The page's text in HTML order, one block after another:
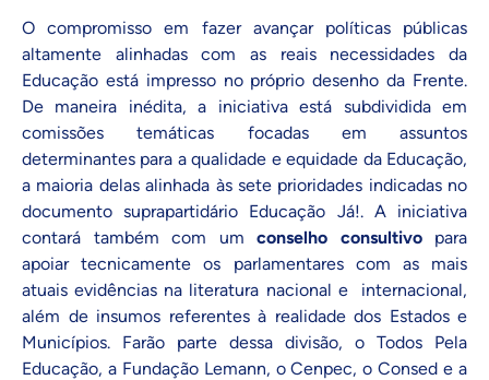
O compromisso em fazer avançar políticas públicas
altamente alinhadas com as reais necessidades da
Educação está impresso no próprio desenho da Frente.
De maneira inédita, a iniciativa está subdividida em
comissões temáticas focadas em assuntos
determinantes para a qualidade e equidade da Educação,
a maioria delas alinhada às sete prioridades indicadas no
documento suprapartidário Educação Já!. A iniciativa
contará também com um conselho consultivopara
apoiar tecnicamente os parlamentares com as mais
atuais evidências na literatura nacional e internacional,
além de insumos referentes à realidade dos Estados e
Municípios. Farão parte dessa divisão, o Todos Pela
Educação, a Fundação Lemann, oCenpec, oConsed e a